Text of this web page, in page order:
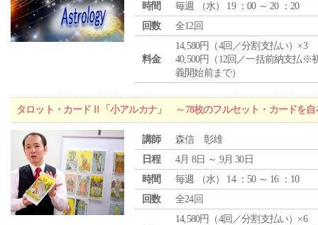
時間
毎週 （水） 19 ：00 ～ 20 ：20
回数
全12回
料金
14,580円（4回／分割支払い）×3
40,500円（12回／一括前納支払※
義開始前まで）
タロット・カードⅡ「小アルカナ」 ～78枚のフルセット・カードを自
講師
森信 彰雄
日程
4月 8日 ～ 9月 30日
時間
毎週 （水） 14 ：50 ～ 16 ：10
回数
全24回
14,580円（4回／分割支払い）×6